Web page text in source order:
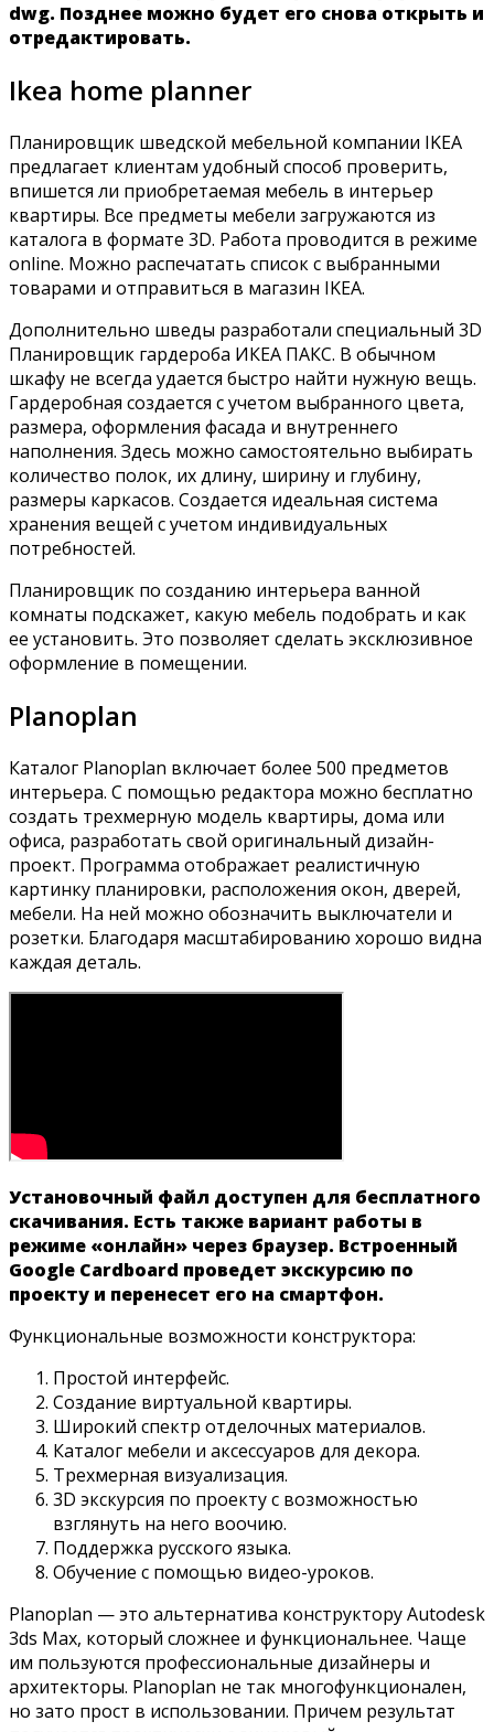
dwg. Позднее можно будет его снова открыть и
отредактировать.
Ikea home planner
Планировщик шведской мебельной компании IKEA
предлагает клиентам удобный способ проверить,
впишется ли приобретаемая мебель в интерьер
квартиры. Все предметы мебели загружаются из
каталога в формате 3D. Работа проводится в режиме
online. Можно распечатать список с выбранными
товарами и отправиться в магазин IKEA.
Дополнительно шведы разработали специальный 3D
Планировщик гардероба ИКЕА ПАКС. В обычном
шкафу не всегда удается быстро найти нужную вещь.
Гардеробная создается с учетом выбранного цвета,
размера, оформления фасада и внутреннего
наполнения. Здесь можно самостоятельно выбирать
количество полок, их длину, ширину и глубину,
размеры каркасов. Создается идеальная система
хранения вещей с учетом индивидуальных
потребностей.
Планировщик по созданию интерьера ванной
комнаты подскажет, какую мебель подобрать и как
ее установить. Это позволяет сделать эксклюзивное
оформление в помещении.
Planoplan
Каталог Planoplan включает более 500 предметов
интерьера. С помощью редактора можно бесплатно
создать трехмерную модель квартиры, дома или
офиса, разработать свой оригинальный дизайн-
проект. Программа отображает реалистичную
картинку планировки, расположения окон, дверей,
мебели. На ней можно обозначить выключатели и
розетки. Благодаря масштабированию хорошо видна
каждая деталь.
Установочный файл доступен для бесплатного
скачивания. Есть также вариант работы в
режиме «онлайн» через браузер. Встроенный
Google Cardboard проведет экскурсию по
проекту и перенесет его на смартфон.
Функциональные возможности конструктора:
Простой интерфейс.
Создание виртуальной квартиры.
Широкий спектр отделочных материалов.
Каталог мебели и аксессуаров для декора.
Трехмерная визуализация.
3D экскурсия по проекту с возможностью
взглянуть на него воочию.
Поддержка русского языка.
Обучение с помощью видео-уроков.
Planoplan — это альтернатива конструктору Autodesk
3ds Max, который сложнее и функциональнее. Чаще
им пользуются профессиональные дизайнеры и
архитекторы. Planoplan не так многофункционален,
но зато прост в использовании. Причем результат